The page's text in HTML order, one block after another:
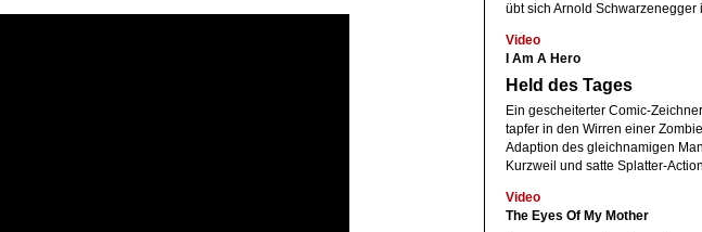
übt sich Arnold Schwarzenegger
Video
I Am A Hero
Held des Tages
Ein gescheiterter Comic-
tapfer in den Wirren einer
Adaption des gleichnamigen
Kurzweil und satte Splatter-
Video
The Eyes Of My Mother